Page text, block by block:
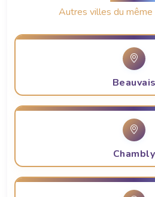
Autres villes du
Beauvais
Chambly